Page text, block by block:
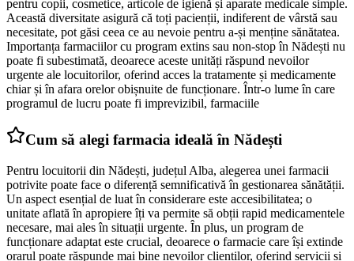
pentru copii, cosmetice, articole de igienă și aparate medicale simple.
Această diversitate asigură că toți pacienții, indiferent de vârstă sau
necesitate, pot găsi ceea ce au nevoie pentru a-și menține sănătatea.
Importanța farmaciilor cu program extins sau non-stop în Nădești nu
poate fi subestimată, deoarece aceste unități răspund nevoilor
urgente ale locuitorilor, oferind acces la tratamente și medicamente
chiar și în afara orelor obișnuite de funcționare. Într-o lume în care
programul de lucru poate fi imprevizibil, farmaciile
Cum să alegi farmacia ideală în Nădești
Pentru locuitorii din Nădești, județul Alba, alegerea unei farmacii
potrivite poate face o diferență semnificativă în gestionarea sănătății.
Un aspect esențial de luat în considerare este accesibilitatea; o
unitate aflată în apropiere îți va permite să obții rapid medicamentele
necesare, mai ales în situații urgente. În plus, un program de
funcționare adaptat este crucial, deoarece o farmacie care își extinde
orarul poate răspunde mai bine nevoilor clienților, oferind servicii și